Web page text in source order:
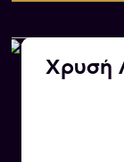
Χρυσή